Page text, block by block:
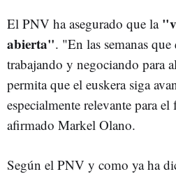
El PNV ha asegurado que la
abierta". "En las semanas
trabajando y negociando para
permita que el euskera siga
especialmente relevante para
afirmado Markel Olano.
Según el PNV y como ya ha